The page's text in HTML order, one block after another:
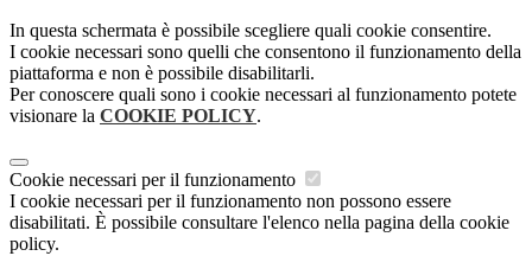
In questa schermata è possibile scegliere quali cookie consentire.
I cookie necessari sono quelli che consentono il funzionamento della
piattaforma e non è possibile disabilitarli.
Per conoscere quali sono i cookie necessari al funzionamento potete
visionare la COOKIE POLICY.
Cookie necessari per il funzionamento
I cookie necessari per il funzionamento non possono essere
disabilitati. È possibile consultare l'elenco nella pagina della cookie
policy.